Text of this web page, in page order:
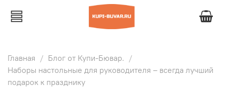
Главная
Блог от Купи-Бювар.
Наборы настольные для руководителя – всегда лучший
подарок к празднику